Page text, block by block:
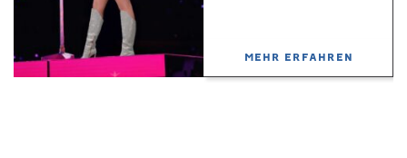
MEHR ERFAHREN